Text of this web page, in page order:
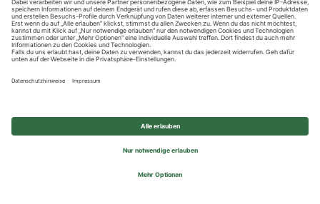
Impressum
Privatsphäre-Einstellungen
© 2026 REWE Group - All rights reserved